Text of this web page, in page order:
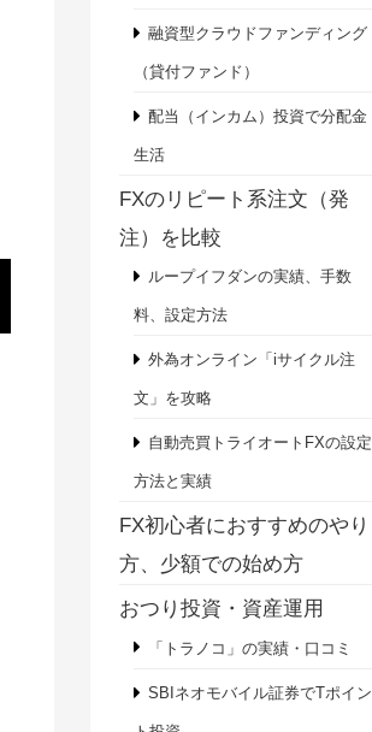
融資型クラウドファンディング
（貸付ファンド）
配当（インカム）投資で分配金
生活
FXのリピート系注文（発
注）を比較
ループイフダンの実績、手数
料、設定方法
外為オンライン「iサイクル注
文」を攻略
自動売買トライオートFXの設定
方法と実績
FX初心者におすすめのやり
方、少額での始め方
おつり投資・資産運用
「トラノコ」の実績・口コミ
SBIネオモバイル証券でTポイン